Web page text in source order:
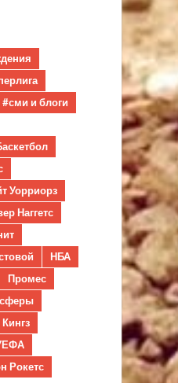
#сми и блоги
Уорриорз
Наггетс
НБА
Промес
Рокетс